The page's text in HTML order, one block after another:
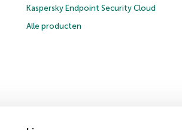
Kaspersky Endpoint Security Cloud
Alle producten